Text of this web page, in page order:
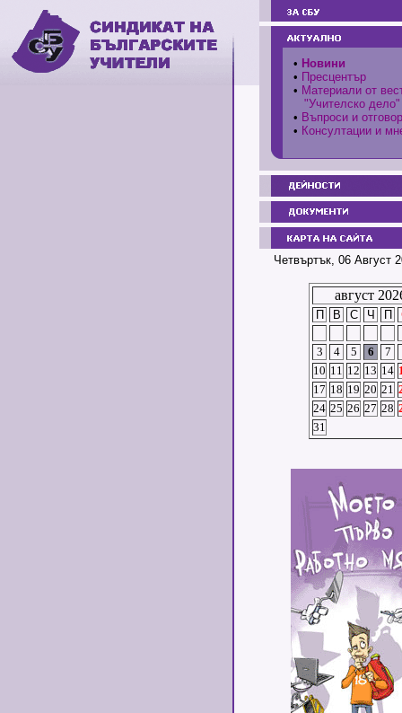
• Новини
• Пресцентър
• Материали от
"Учителско дело"
• Въпроси и
• Консултации и
Четвъртък, 06 Август
август
П В С Ч П
3
4 5 6 7
10 11 12 13 14
17 18 19 20 21
24 25 26 27 28
31